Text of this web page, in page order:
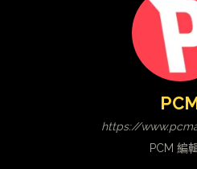
https://
PCM 編